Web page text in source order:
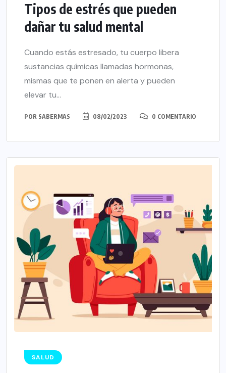
Tipos de estrés que pueden
dañar tu salud mental
Cuando estás estresado, tu cuerpo libera
sustancias químicas llamadas hormonas,
mismas que te ponen en alerta y pueden
elevar tu...
POR SABERMAS 08/02/2023 0 COMENTARIO
SALUD